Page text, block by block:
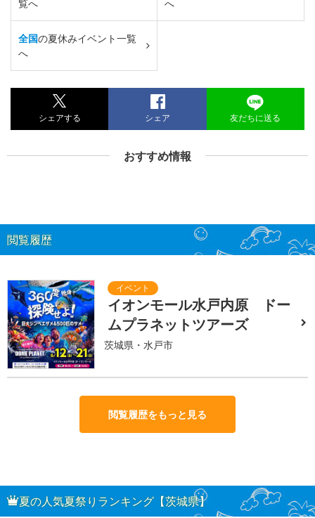
覧へ
へ
全国の夏休みイベント一覧
へ
シェアする シェア 友だちに送る
おすすめ情報
閲覧履歴
イオンモール水戸内原 ドー
ムプラネットツアーズ
茨城県・水戸市
閲覧履歴をもっと見る
夏の人気夏祭りランキング【茨城県】